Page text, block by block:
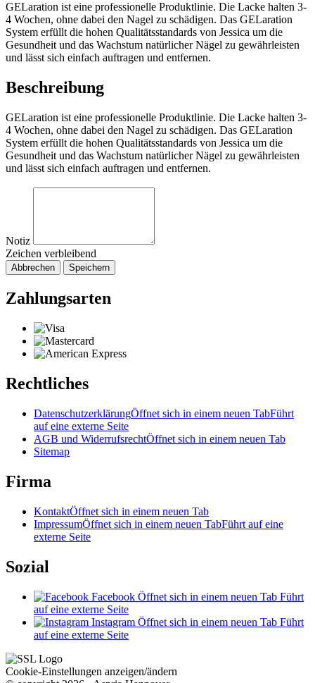
GELaration ist eine professionelle Produktlinie. Die Lacke halten 3-
4 Wochen, ohne dabei den Nagel zu schädigen. Das GELaration
System erfüllt die hohen Qualitätsstandards von Jessica um die
Gesundheit und das Wachstum natürlicher Nägel zu gewährleisten
und lässt sich einfach auftragen und entfernen.
Beschreibung
GELaration ist eine professionelle Produktlinie. Die Lacke halten 3-
4 Wochen, ohne dabei den Nagel zu schädigen. Das GELaration
System erfüllt die hohen Qualitätsstandards von Jessica um die
Gesundheit und das Wachstum natürlicher Nägel zu gewährleisten
und lässt sich einfach auftragen und entfernen.
Notiz
Zeichen verbleibend
Abbrechen Speichern
Zahlungsarten
Rechtliches
DatenschutzerklärungÖffnet sich in einem neuen TabFührt
auf eine externe Seite
AGB und WiderrufsrechtÖffnet sich in einem neuen Tab
Sitemap
Firma
KontaktÖffnet sich in einem neuen Tab
ImpressumÖffnet sich in einem neuen TabFührt auf eine
externe Seite
Sozial
Facebook Öffnet sich in einem neuen Tab Führt
auf eine externe Seite
Instagram Öffnet sich in einem neuen Tab Führt
auf eine externe Seite
Cookie-Einstellungen anzeigen/ändern